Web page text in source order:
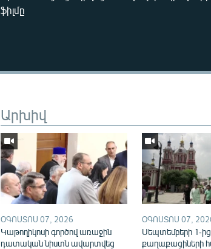
ֆիլմը
Արխիվ
ՕԳՈՍՏՈՍ 07, 2026
Կաթողիկոսի գործով առաջին
դատական նիստն ավարտվեց
ՕԳՈՍՏՈՍ 07,
Սեպտեմբերի 1-ից
քաղաքացիների